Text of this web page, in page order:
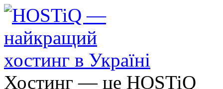
Хостинг — це HOSTiQ